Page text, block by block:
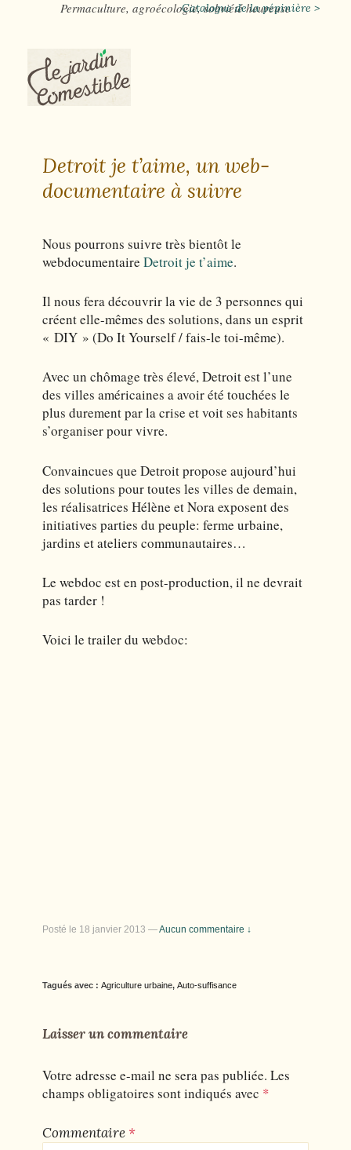
Permaculture, agroécologie, sobriété heureuse
Catalogue de la pépinière >
Detroit je t’aime, un web-
documentaire à suivre
Nous pourrons suivre très bientôt le
webdocumentaire Detroit je t’aime.
Il nous fera découvrir la vie de 3 personnes qui
créent elle-mêmes des solutions, dans un esprit
« DIY » (Do It Yourself / fais-le toi-même).
Avec un chômage très élevé, Detroit est l’une
des villes américaines a avoir été touchées le
plus durement par la crise et voit ses habitants
s’organiser pour vivre.
Convaincues que Detroit propose aujourd’hui
des solutions pour toutes les villes de demain,
les réalisatrices Hélène et Nora exposent des
initiatives parties du peuple: ferme urbaine,
jardins et ateliers communautaires…
Le webdoc est en post-production, il ne devrait
pas tarder !
Voici le trailer du webdoc:
Posté le 18 janvier 2013 —Aucun commentaire ↓
Tagués avec : Agriculture urbaine, Auto-suffisance
Laisser un commentaire
Votre adresse e-mail ne sera pas publiée. Les
champs obligatoires sont indiqués avec *
Commentaire *